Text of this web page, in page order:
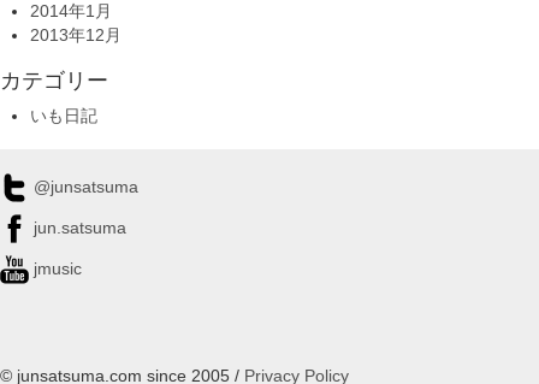
2014年1月
2013年12月
カテゴリー
いも日記
@junsatsuma
jun.satsuma
jmusic
© junsatsuma.com since 2005 / Privacy Policy